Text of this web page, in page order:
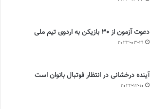
دعوت آزمون از 30 بازیکن به اردوی تیم ملی
2023-03-21
آینده درخشانی در انتظار فوتبال بانوان است
2022-12-10